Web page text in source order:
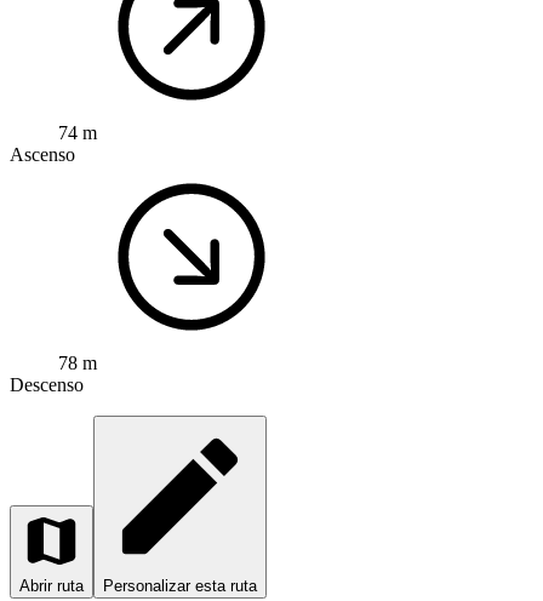
74 m
Ascenso
78 m
Descenso
Abrir ruta Personalizar esta ruta